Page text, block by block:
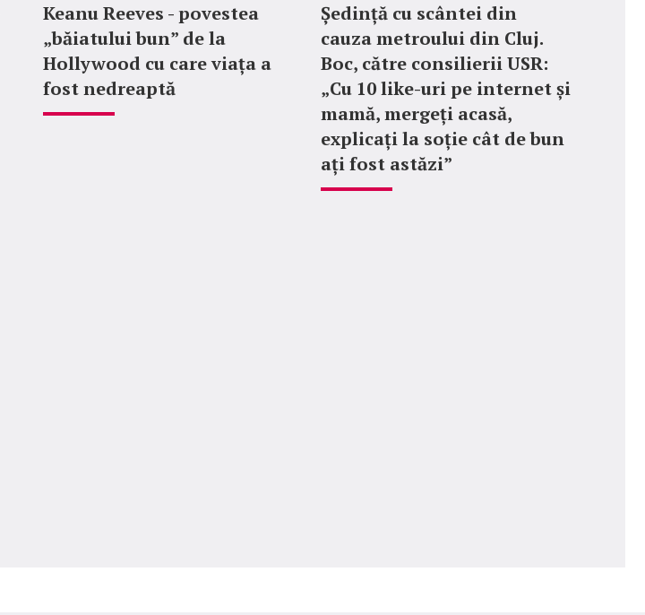
Keanu Reeves - povestea
„băiatului bun” de la
Hollywood cu care viața a
fost nedreaptă
Ședință cu scântei din
cauza metroului din Cluj.
Boc, către consilierii USR:
„Cu 10 like-uri pe internet și
mamă, mergeți acasă,
explicați la soție cât de bun
ați fost astăzi”